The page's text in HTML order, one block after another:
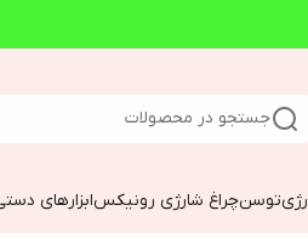
جستجو در محصولات
توسنچراغ شارژی رونیکسابزارهای